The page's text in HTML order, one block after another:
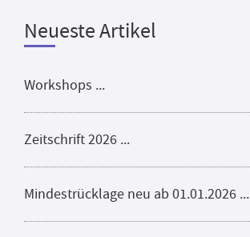
Neueste Artikel
Workshops ...
Zeitschrift 2026 ...
Mindestrücklage neu ab 01.01.2026 ...